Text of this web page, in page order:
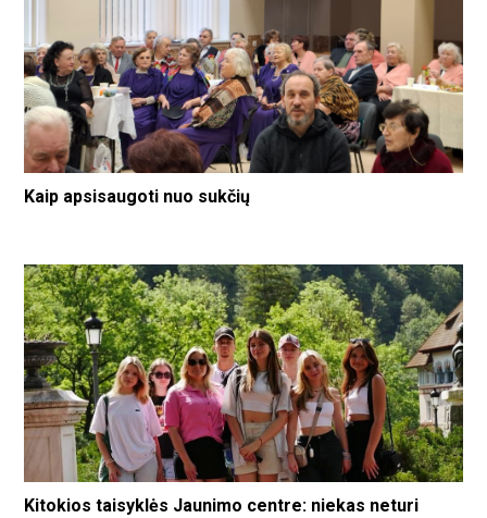
Kaip apsisaugoti nuo sukčių
Kitokios taisyklės Jaunimo centre: niekas neturi